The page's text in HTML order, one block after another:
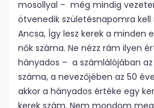
mosollyal – még mindig
ötvenedik születésnapomra
Ancsa, Így lesz kerek a minden
nők száma. Ne nézz rám ilyen
hányados – a számlálójában
száma, a nevezőjében az 50
akkor a hányados értéke egy
kerek szám. Nem mondom